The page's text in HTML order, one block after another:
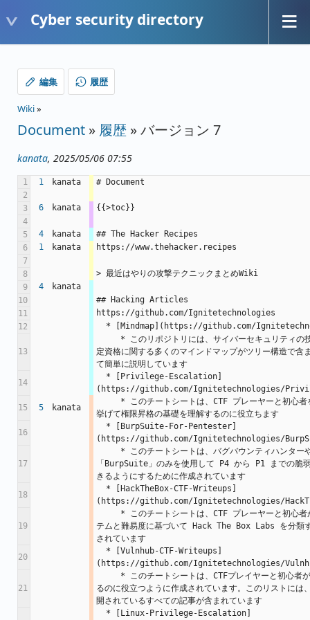
Cyber security directory
編集 履歴
Wiki»
Document » 履歴 » バージョン 7
kanata, 2025/05/06 07:55
1 1 kanata
# Document
2
3
6 kanata
{{>toc}}
4
5
4 kanata
## The Hacker Recipes
6
1 kanata
https://www.thehacker.recipes
7
8
> 最近はやりの攻撃テクニックまとめWiki
9
4
kanata
10
## Hacking Articles
11
https://github.com/Ignitetechnologies
12
* [Mindmap](https://github.com/
13
定資格に関する多くのマインドマップがツリー構造で含
て簡単に説明しています
14
(https://github.com/Ignitetechnologies/
15
5 kanata
挙げて権限昇格の基礎を理解するのに役立ちます
16
(https://github.com/Ignitetechnologies/
17
「BurpSuite」のみを使用して P4 から P1 までの脆
きるようにするために作成されています
18
(https://github.com/Ignitetechnologies/
19
テムと難易度に基づいて Hack The Box Labs を分類
されています
20
(https://github.com/Ignitetechnologies/
21
るのに役立つように作成されています。このリスト
開されているすべての記事が含まれています